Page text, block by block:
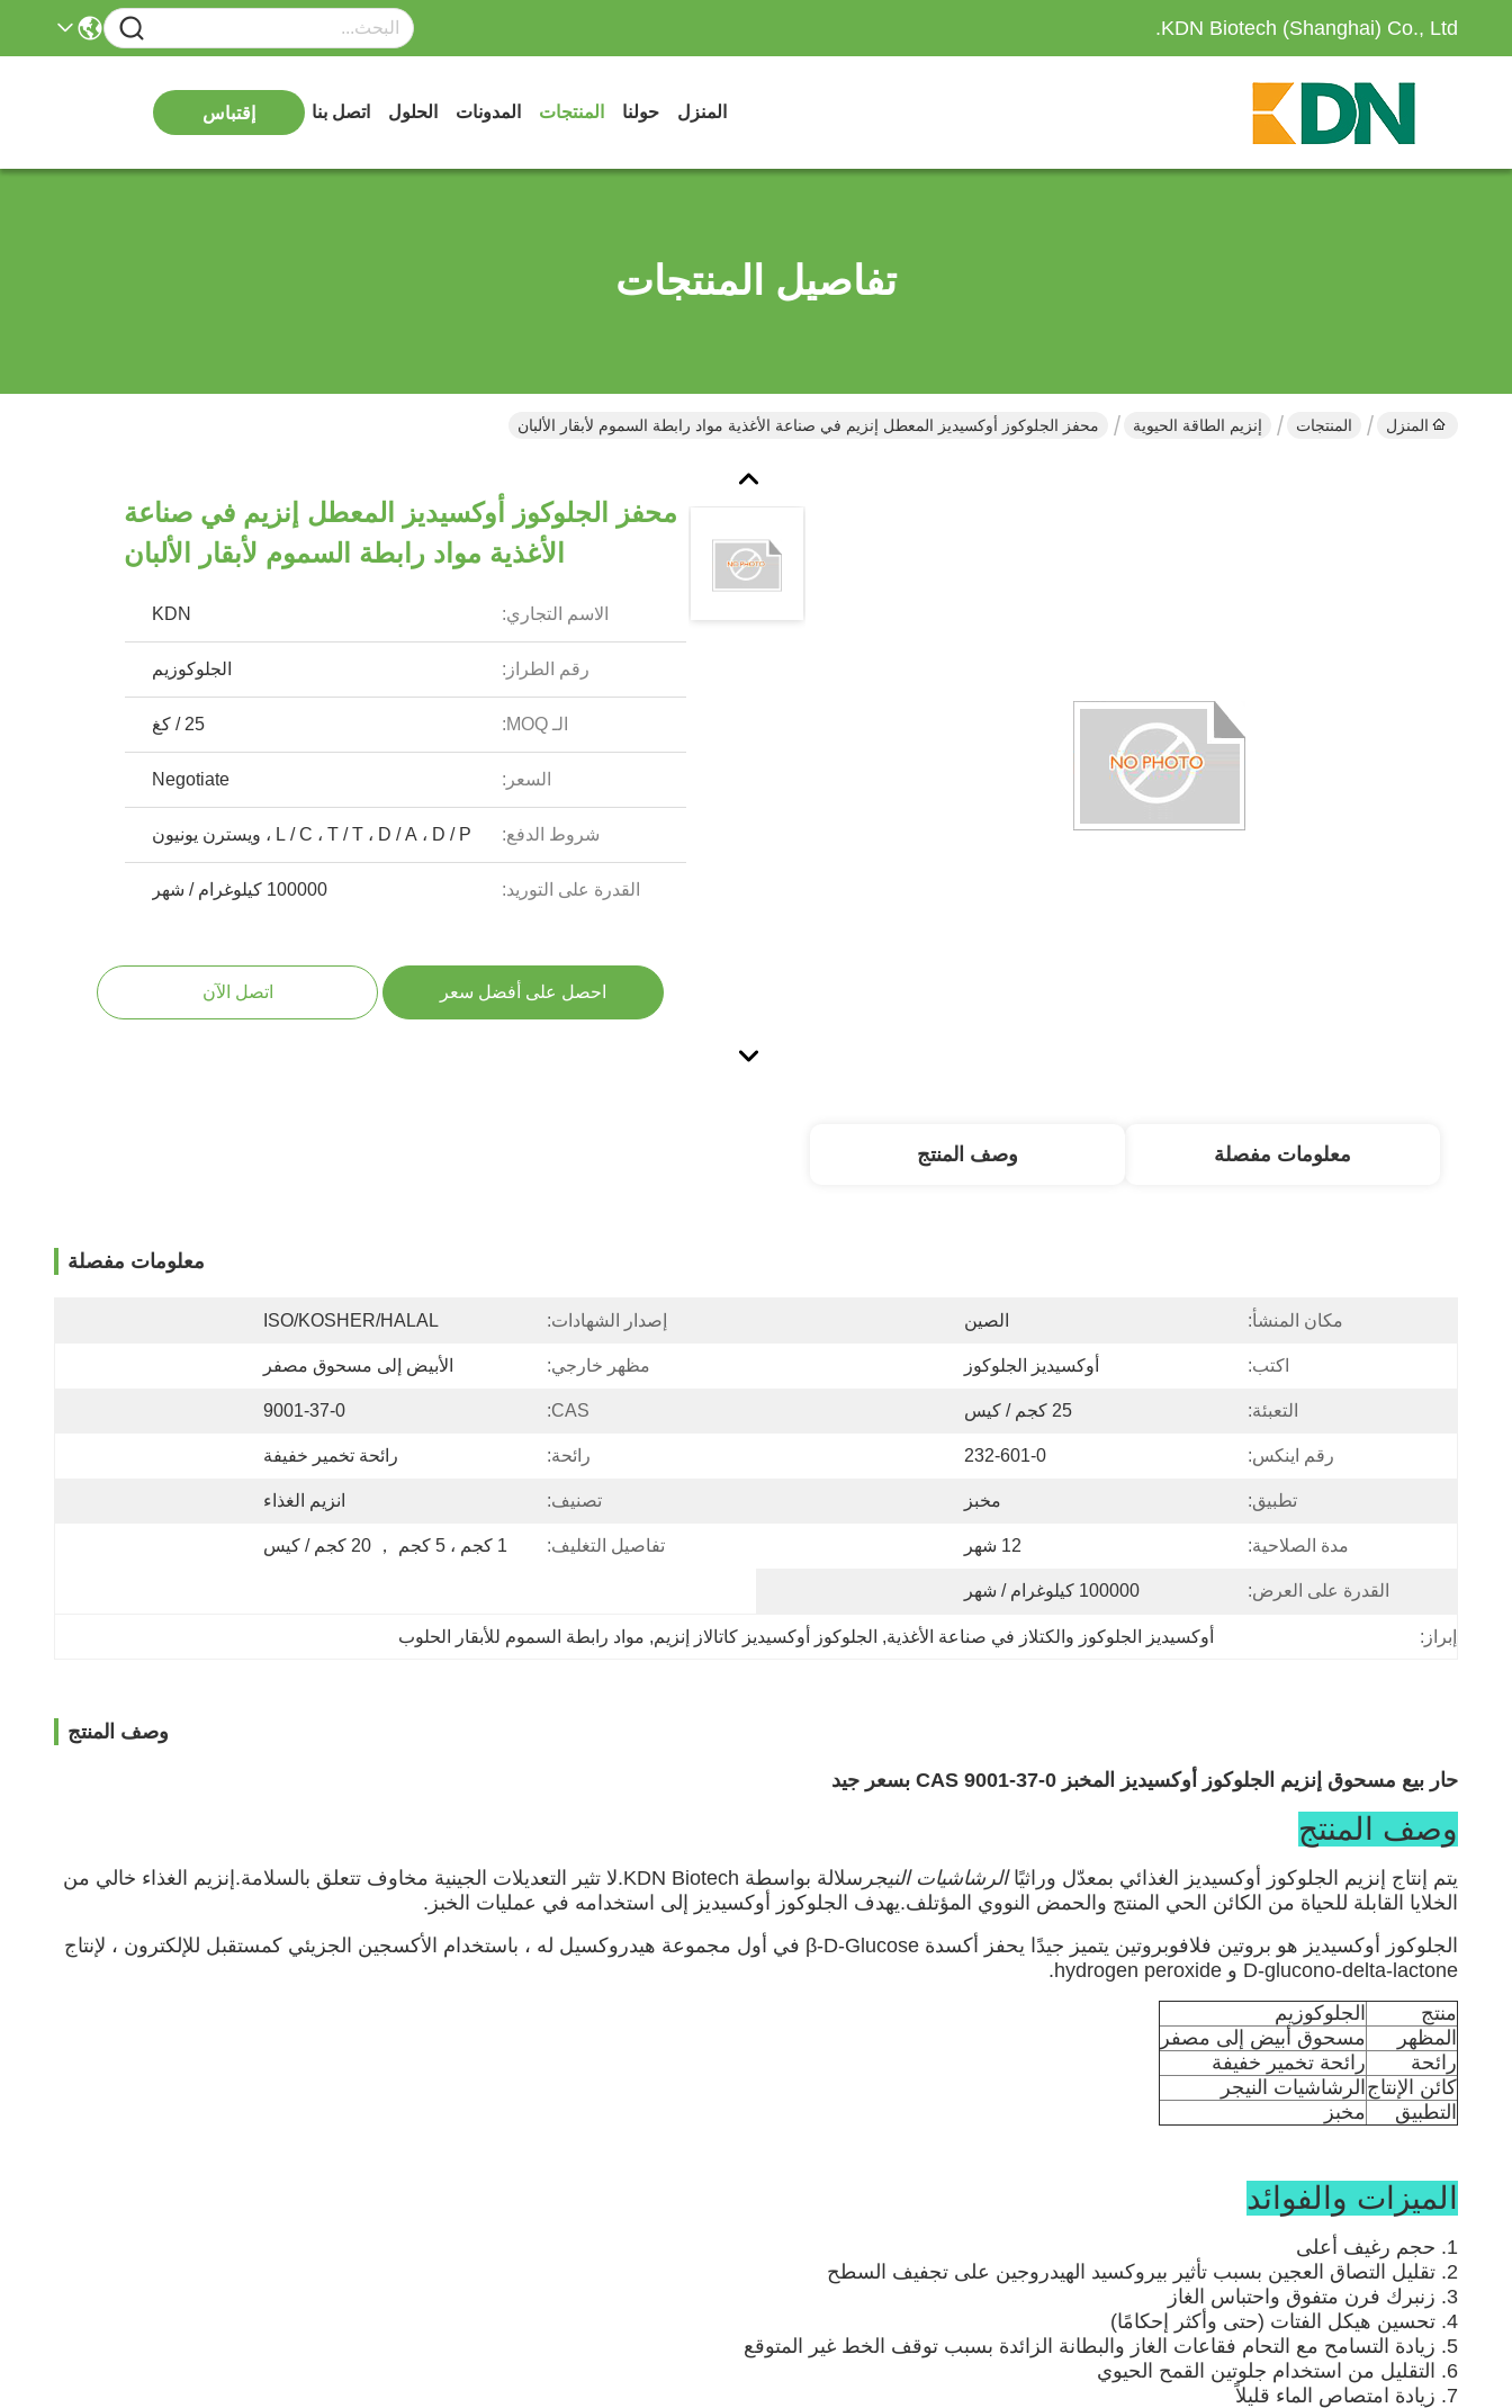
KDN Biotech (Shanghai) Co., Ltd.
المنزل حولنا المنتجات المدونات الحلول اتصل بنا إقتباس
تفاصيل المنتجات
المنزل المنتجات إنزيم الطاقة الحيوية محفز الجلوكوز أوكسيديز المعطل إنزيم في صناعة الأغذية مواد رابطة السموم لأبقار الألبان
محفز الجلوكوز أوكسيديز المعطل إنزيم في صناعة
الأغذية مواد رابطة السموم لأبقار الألبان
الاسم التجاري: KDN
رقم الطراز: الجلوكوزيم
الـ MOQ: 25 / كغ
السعر: Negotiate
شروط الدفع: L / C ، T / T ، D / A ، D / P ، ويسترن يونيون
القدرة على التوريد: 100000 كيلوغرام / شهر
احصل على أفضل سعر اتصل الآن
معلومات مفصلة وصف المنتج
معلومات مفصلة
مكان المنشأ: الصين إصدار الشهادات: ISO/KOSHER/HALAL
اكتب: أوكسيديز الجلوكوز مظهر خارجي: الأبيض إلى مسحوق مصفر
التعبئة: 25 كجم / كيس CAS:
9001-37-0
رقم اينكس: 232-601-0 رائحة: رائحة تخمير خفيفة
تطبيق: مخبز تصنيف: انزيم الغذاء
مدة الصلاحية: 12 شهر تفاصيل التغليف: 1 كجم ، 5 كجم ， 20 كجم / كيس
القدرة على العرض: 100000 كيلوغرام / شهر
إبراز: أوكسيديز الجلوكوز والكتلاز في صناعة الأغذية, الجلوكوز أوكسيديز كاتالاز إنزيم, مواد رابطة السموم للأبقار الحلوب
وصف المنتج
حار بيع مسحوق إنزيم الجلوكوز أوكسيديز المخبز CAS 9001-37-0 بسعر جيد
وصف المنتج
يتم إنتاج إنزيم الجلوكوز أوكسيديز الغذائي بمعدّل وراثيًاالرشاشيات النيجر
سلالة بواسطة KDN Biotech.لا تثير التعديلات الجينية مخاوف تتعلق بالسلامة.إنزيم الغذاء خالي من
الخلايا القابلة للحياة من الكائن الحي المنتج والحمض النووي المؤتلف.يهدف الجلوكوز أوكسيديز إلى استخدامه في عمليات الخبز.
الجلوكوز أوكسيديز هو بروتين فلافوبروتين يتميز جيدًا يحفز أكسدة β-D-Glucose في أول مجموعة هيدروكسيل له ، باستخدام الأكسجين الجزيئي كمستقبل للإلكترون ، لإنتاج
D-glucono-delta-lactone و hydrogen peroxide.
منتج
الجلوكوزيم
المظهر
مسحوق أبيض إلى مصفر
رائحة
رائحة تخمير خفيفة
كائن الإنتاج الرشاشيات النيجر
التطبيق
مخبز
الميزات والفوائد
1. حجم رغيف أعلى
2. تقليل التصاق العجين بسبب تأثير بيروكسيد الهيدروجين على تجفيف السطح
3. زنبرك فرن متفوق واحتباس الغاز
4. تحسين هيكل الفتات (حتى وأكثر إحكامًا)
5. زيادة التسامح مع التحام فقاعات الغاز والبطانة الزائدة بسبب توقف الخط غير المتوقع
6. التقليل من استخدام جلوتين القمح الحيوي
7. زيادة امتصاص الماء قليلاً